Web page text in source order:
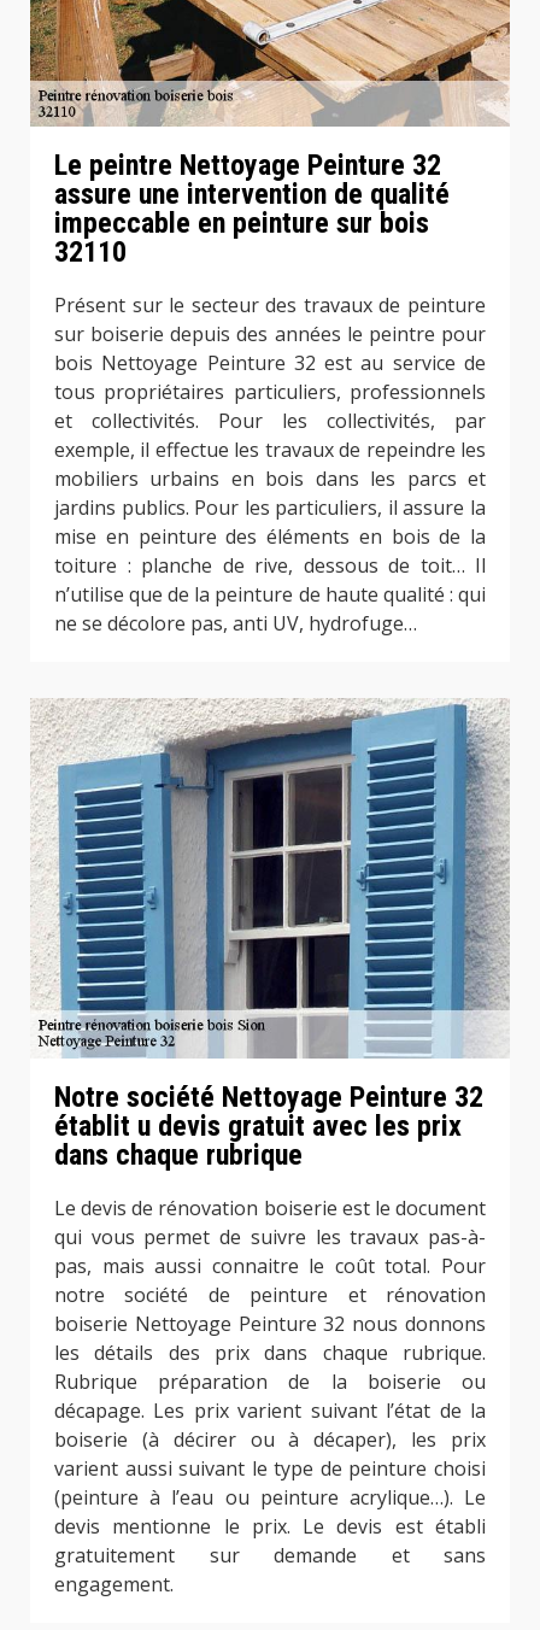
Le peintre Nettoyage Peinture 32
assure une intervention de qualité
impeccable en peinture sur bois
32110
Présent sur le secteur des travaux de peinture
sur boiserie depuis des années le peintre pour
bois Nettoyage Peinture 32 est au service de
tous propriétaires particuliers, professionnels
et collectivités. Pour les collectivités, par
exemple, il effectue les travaux de repeindre les
mobiliers urbains en bois dans les parcs et
jardins publics. Pour les particuliers, il assure la
mise en peinture des éléments en bois de la
toiture : planche de rive, dessous de toit… Il
n’utilise que de la peinture de haute qualité : qui
ne se décolore pas, anti UV, hydrofuge…
Notre société Nettoyage Peinture 32
établit u devis gratuit avec les prix
dans chaque rubrique
Le devis de rénovation boiserie est le document
qui vous permet de suivre les travaux pas-à-
pas, mais aussi connaitre le coût total. Pour
notre société de peinture et rénovation
boiserie Nettoyage Peinture 32 nous donnons
les détails des prix dans chaque rubrique.
Rubrique préparation de la boiserie ou
décapage. Les prix varient suivant l’état de la
boiserie (à décirer ou à décaper), les prix
varient aussi suivant le type de peinture choisi
(peinture à l’eau ou peinture acrylique…). Le
devis mentionne le prix. Le devis est établi
gratuitement sur demande et sans
engagement.